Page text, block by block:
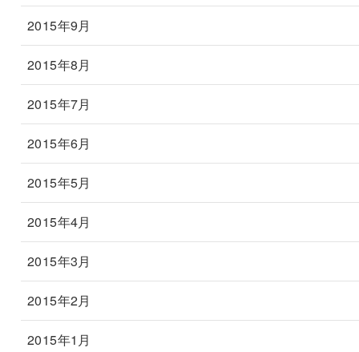
2015年9月
2015年8月
2015年7月
2015年6月
2015年5月
2015年4月
2015年3月
2015年2月
2015年1月